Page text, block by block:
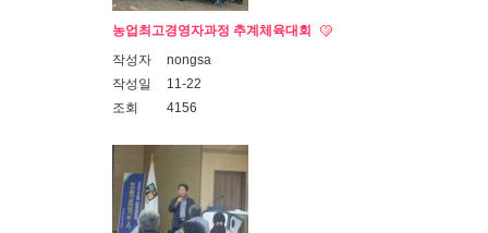
농업최고경영자과정 추계체육대회
작성자
nongsa
작성일
11-22
조회
4156